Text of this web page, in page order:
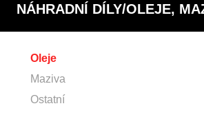
NÁHRADNÍ DÍLY/OLEJE,
Oleje
Maziva
Ostatní